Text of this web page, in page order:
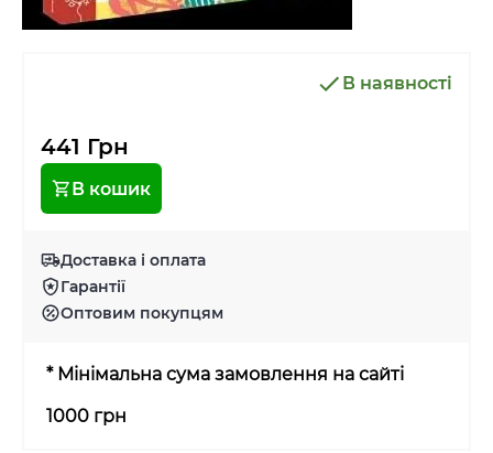
В наявності
441 Грн
В кошик
Доставка і оплата
Гарантії
Оптовим покупцям
* Мінімальна сума замовлення на сайті
1000 грн